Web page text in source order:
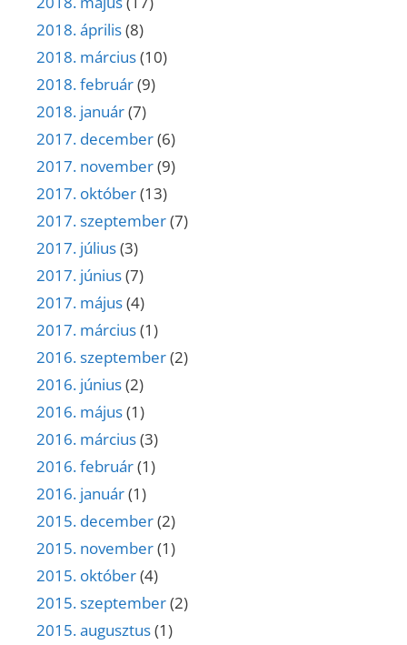
2018. április(8)
2018. március(10)
2018. február(9)
2018. január(7)
2017. december(6)
2017. november(9)
2017. október(13)
2017. szeptember(7)
2017. július(3)
2017. június(7)
2017. május(4)
2017. március(1)
2016. szeptember(2)
2016. június(2)
2016. május(1)
2016. március(3)
2016. február(1)
2016. január(1)
2015. december(2)
2015. november(1)
2015. október(4)
2015. szeptember(2)
2015. augusztus(1)